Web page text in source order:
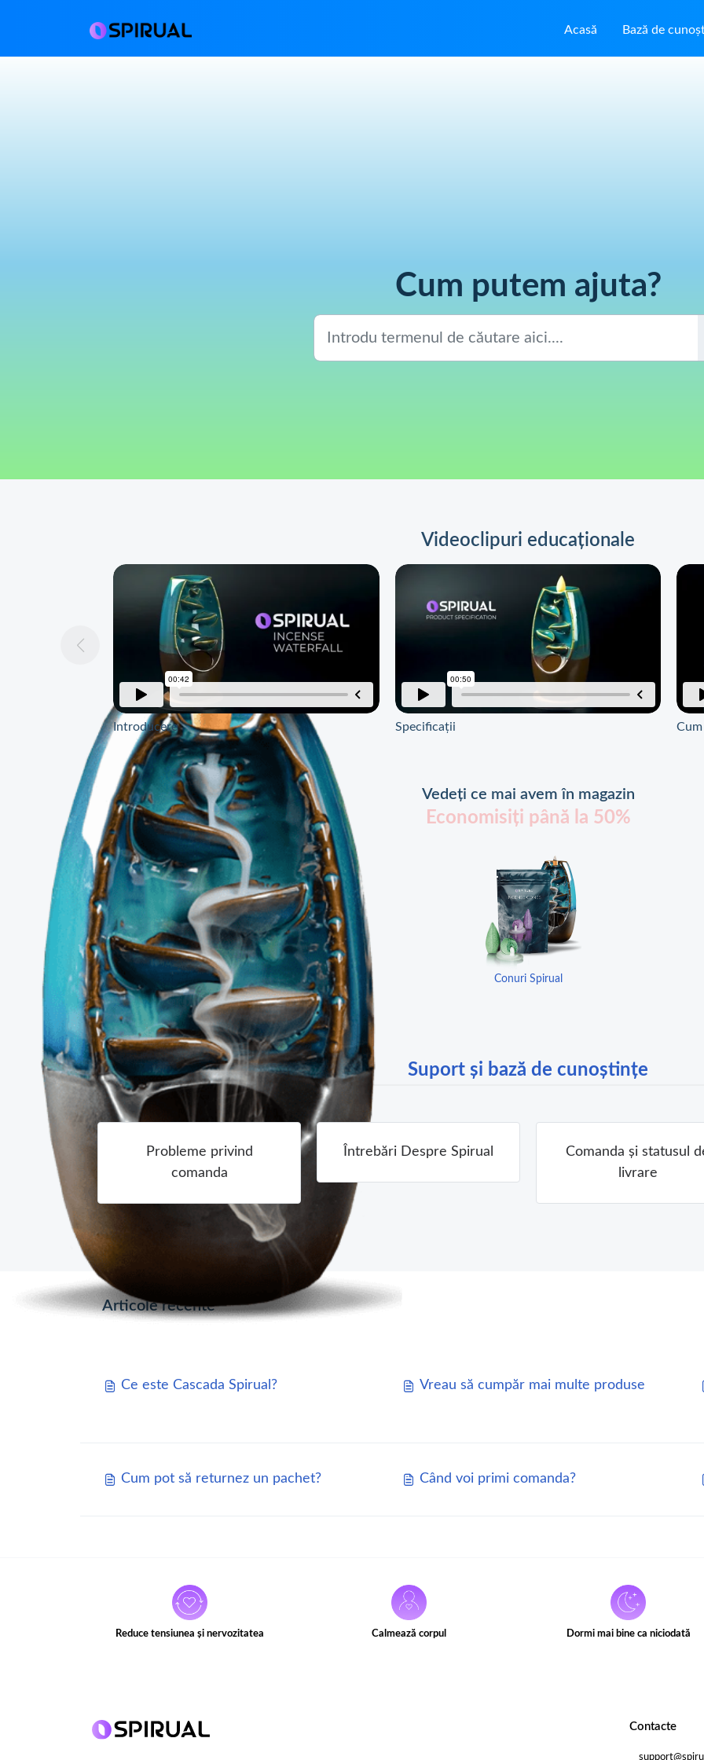
Acasă Bază de
Cum putem ajuta?
Videoclipuri educaționale
Introducere Specificații
Vedeți ce mai avem în magazin
Economisiți până la 50%
Conuri Spirual
Suport și bază de cunoștințe
Probleme privind
comanda
Întrebări Despre Spirual
Comanda și statusul
livrare
Articole recente
Ce este Cascada Spirual? Vreau să cumpăr mai multe produse
Cum pot să returnez un pachet? Când voi primi comanda?
Reduce tensiunea și nervozitatea Calmează corpul Dormi mai bine ca niciodată
Contacte